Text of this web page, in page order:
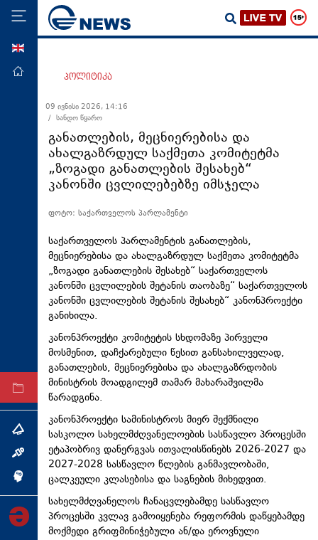
მთავარი
ეკონომიკა
მსოფლიო
ჯანდაცვა
საზოგადოება
სამართალი
თავდაცვა
რეგიონი
კულტურა
სპორტი
ტაბლოიდი
თემა
ინტერვიუ
ინქვიზიცია
პოლიტიკა
09 ივნისი 2026, 14:16
/ სანდო წყარო
განათლების, მეცნიერებისა და
ახალგაზრდულ საქმეთა კომიტეტმა
„ზოგადი განათლების შესახებ“
კანონში ცვლილებებზე იმსჯელა
ფოტო: საქართველოს პარლამენტი
საქართველოს პარლამენტის განათლების,
მეცნიერებისა და ახალგაზრდულ საქმეთა კომიტეტმა
„ზოგადი განათლების შესახებ“ საქართველოს
კანონში ცვლილების შეტანის თაობაზე“ საქართველოს
კანონში ცვლილების შეტანის შესახებ“ კანონპროექტი
განიხილა.
კანონპროექტი კომიტეტის სხდომაზე პირველი
მოსმენით, დაჩქარებული წესით განსახილველად,
განათლების, მეცნიერებისა და ახალგაზრდობის
მინისტრის მოადგილემ თამარ მახარაშვილმა
წარადგინა.
კანონპროექტი სამინისტროს მიერ შექმნილი
სასკოლო სახელმძღვანელოების სასწავლო პროცესში
ეტაპობრივ დანერგვას ითვალისწინებს 2026-2027 და
2027-2028 სასწავლო წლების განმავლობაში,
ცალკეული კლასებისა და საგნების მიხედვით.
სახელმძღვანელოს ჩანაცვლებამდე სასწავლო
პროცესში კვლავ გამოიყენება რეფორმის დაწყებამდე
მოქმედი გრიფმინიჭებული ან/და ეროვნული